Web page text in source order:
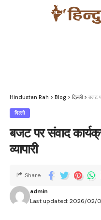
Hindustan Rah > Blog > दिल्ली> बजट
दिल्ली
बजट पर संवाद
व्यापारी
Last updated: 2026/02/
admin
Share